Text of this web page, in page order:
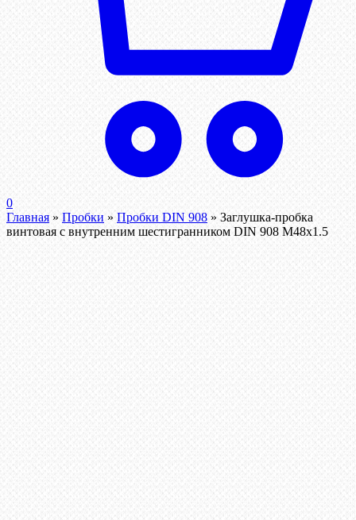
0
Главная » Пробки » Пробки DIN 908 » Заглушка-пробка
винтовая с внутренним шестигранником DIN 908 М48х1.5